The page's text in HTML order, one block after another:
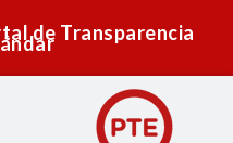
de Transparencia